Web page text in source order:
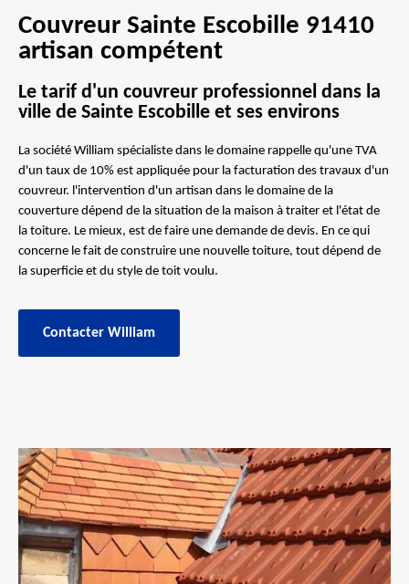
Couvreur Sainte Escobille 91410
artisan compétent
Le tarif d'un couvreur professionnel dans la
ville de Sainte Escobille et ses environs
La société William spécialiste dans le domaine rappelle qu'une TVA
d'un taux de 10% est appliquée pour la facturation des travaux d'un
couvreur. l'intervention d'un artisan dans le domaine de la
couverture dépend de la situation de la maison à traiter et l'état de
la toiture. Le mieux, est de faire une demande de devis. En ce qui
concerne le fait de construire une nouvelle toiture, tout dépend de
la superficie et du style de toit voulu.
Contacter William